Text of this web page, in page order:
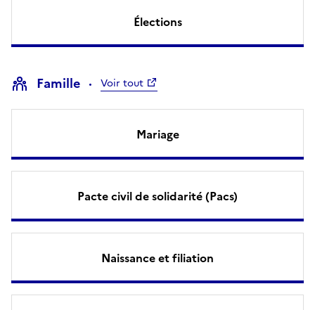
Élections
Famille Voir tout
Mariage
Pacte civil de solidarité (Pacs)
Naissance et filiation